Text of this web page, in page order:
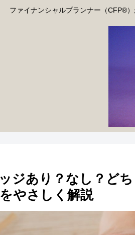
ファイナンシャルプランナー（CFP®
ジあり？なし？ど
やさしく解説